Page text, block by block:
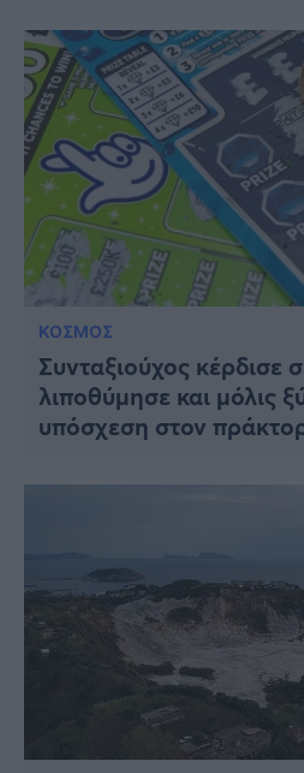
ΚΟΣΜΟΣ
Συνταξιούχος κέρδισε
λιποθύμησε και μόλις
υπόσχεση στον